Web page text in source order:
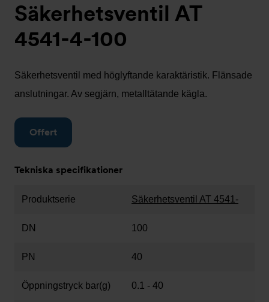
Säkerhetsventil AT
4541-4-100
Säkerhetsventil med höglyftande karaktäristik. Flänsade
anslutningar. Av segjärn, metalltätande kägla.
Offert
Tekniska specifikationer
Produktserie Säkerhetsventil AT 4541-
DN 100
PN 40
Öppningstryck bar(g) 0.1 - 40